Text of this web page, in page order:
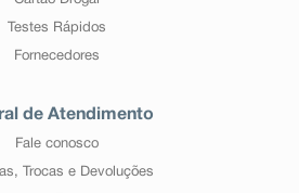
Testes Rápidos
Fornecedores
de Atendimento
Fale conosco
Trocas e Devoluções